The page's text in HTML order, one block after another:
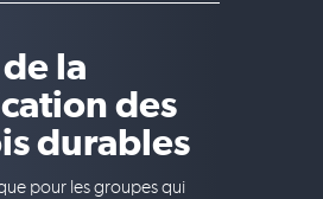
de la
des
durables
pour les groupes qui